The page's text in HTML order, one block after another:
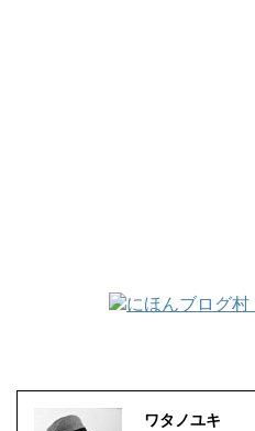
ワタノユキ